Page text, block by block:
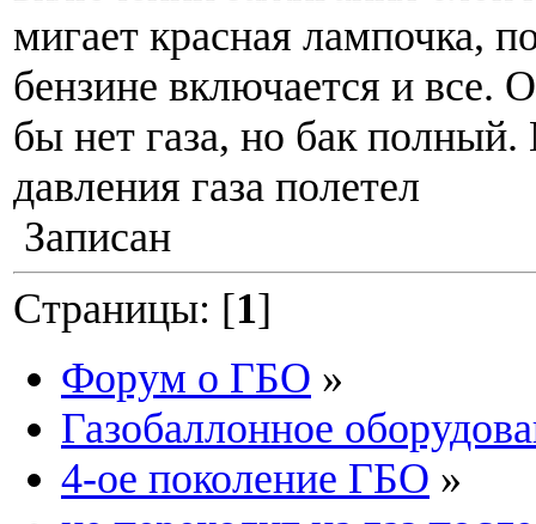
мигает красная лампочка,
бензине включается и все.
бы нет газа, но бак
давления газа полетел
Записан
Страницы: [1]
Форум о ГБО »
Газобаллонное
4-ое поколение ГБО »